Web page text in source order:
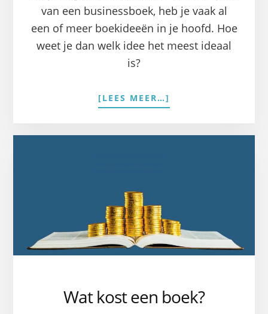
van een businessboek, heb je vaak al
een of meer boekideeën in je hoofd. Hoe
weet je dan welk idee het meest ideaal
is?
[LEES MEER…]
BEGINT
EEN
Wat kost een boek?